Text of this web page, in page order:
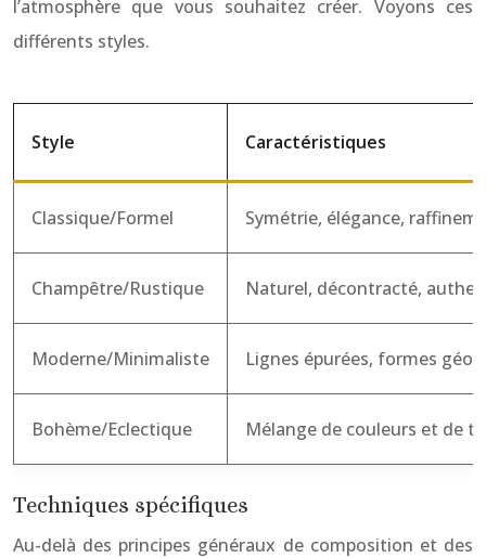
l’atmosphère que vous souhaitez créer. Voyons ces
différents styles.
Style Caractéristiques
Classique/Formel Symétrie, élégance,
Champêtre/Rustique Naturel, décontracté,
Moderne/Minimaliste Lignes épurées, formes
Bohème/Eclectique Mélange de couleurs et de
Techniques spécifiques
Au-delà des principes généraux de composition et des